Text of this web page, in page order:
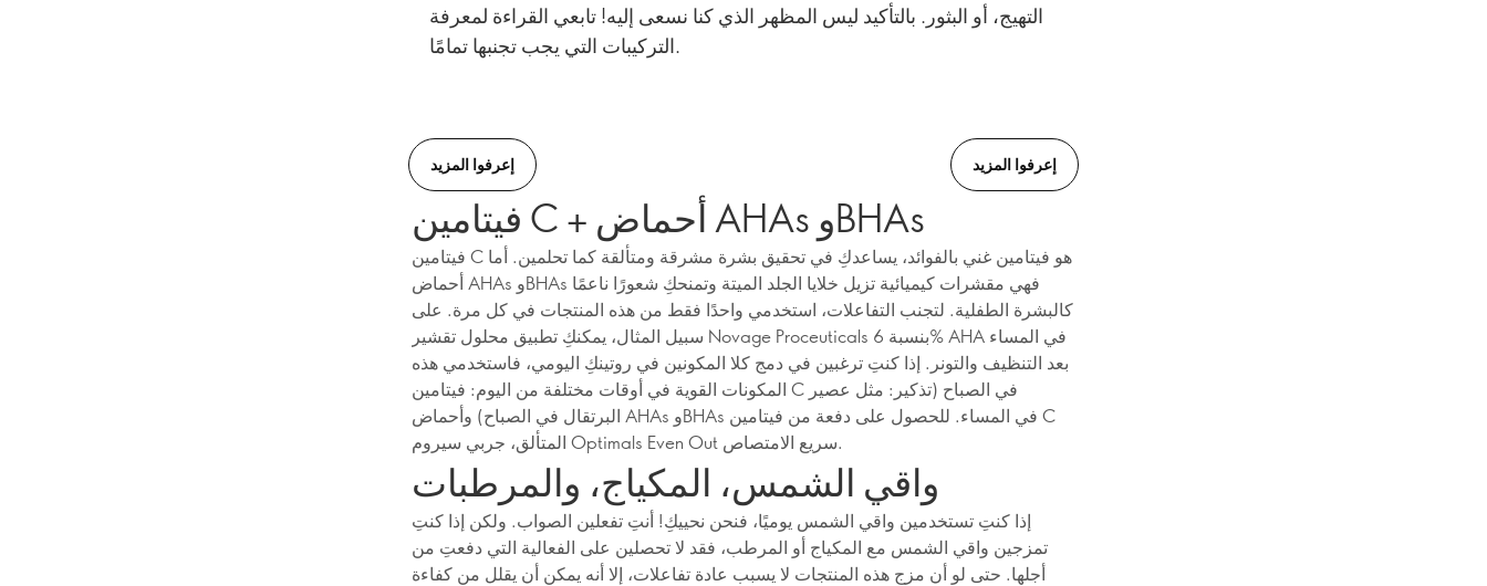
التهيج، أو البثور. بالتأكيد ليس المظهر الذي كنا نسعى إليه! تابعي القراءة لمعرفة
التركيبات التي يجب تجنبها تمامًا.
إعرفوا المزيد إعرفوا المزيد
فيتامين C + أحماض AHAs وBHAs
فيتامين C هو فيتامين غني بالفوائد، يساعدكِ في تحقيق بشرة مشرقة ومتألقة كما تحلمين. أما
أحماض AHAs وBHAs فهي مقشرات كيميائية تزيل خلايا الجلد الميتة وتمنحكِ شعورًا ناعمًا
كالبشرة الطفلية. لتجنب التفاعلات، استخدمي واحدًا فقط من هذه المنتجات في كل مرة. على
سبيل المثال، يمكنكِ تطبيق محلول تقشير Novage Proceuticals بنسبة 6% AHA في المساء
بعد التنظيف والتونر. إذا كنتِ ترغبين في دمج كلا المكونين في روتينكِ اليومي، فاستخدمي هذه
المكونات القوية في أوقات مختلفة من اليوم: فيتامين C في الصباح (تذكير: مثل عصير
البرتقال في الصباح) وأحماض AHAs وBHAs في المساء. للحصول على دفعة من فيتامين C
المتألق، جربي سيروم Optimals Even Out سريع الامتصاص.
واقي الشمس، المكياج، والمرطبات
إذا كنتِ تستخدمين واقي الشمس يوميًا، فنحن نحييكِ! أنتِ تفعلين الصواب. ولكن إذا كنتِ
تمزجين واقي الشمس مع المكياج أو المرطب، فقد لا تحصلين على الفعالية التي دفعتِ من
أجلها. حتى لو أن مزج هذه المنتجات لا يسبب عادة تفاعلات، إلا أنه يمكن أن يقلل من كفاءة